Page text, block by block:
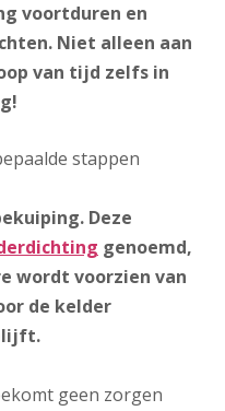
voortduren en
Niet alleen aan
van tijd zelfs in
stappen
. Deze
genoemd,
wordt voorzien van
de kelder
geen zorgen